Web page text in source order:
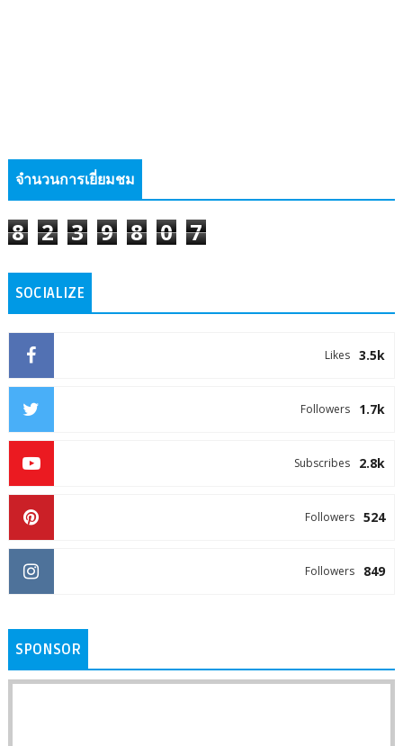
จำนวนการเยี่ยมชม
8 2 3 9 8 0 7
SOCIALIZE
3.5k
Likes
1.7k
Followers
2.8k
Subscribes
524
Followers
849
Followers
SPONSOR